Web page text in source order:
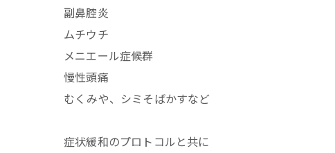
副鼻腔炎
ムチウチ
メニエール症候群
慢性頭痛
むくみや、シミそばかすなど
症状緩和のプロトコルと共に